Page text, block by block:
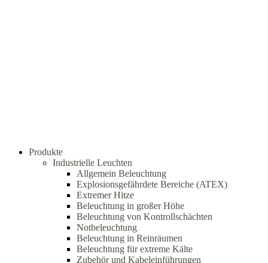
Produkte
Industrielle Leuchten
Allgemein Beleuchtung
Explosionsgefährdete Bereiche (ATEX)
Extremer Hitze
Beleuchtung in großer Höhe
Beleuchtung von Kontrollschächten
Notbeleuchtung
Beleuchtung in Reinräumen
Beleuchtung für extreme Kälte
Zubehör und Kabeleinführungen